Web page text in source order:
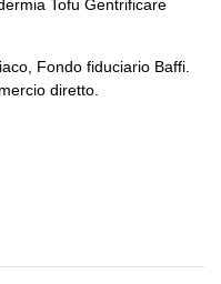
Tofu Gentrificare
Fondo fiduciario Baffi.
diretto.